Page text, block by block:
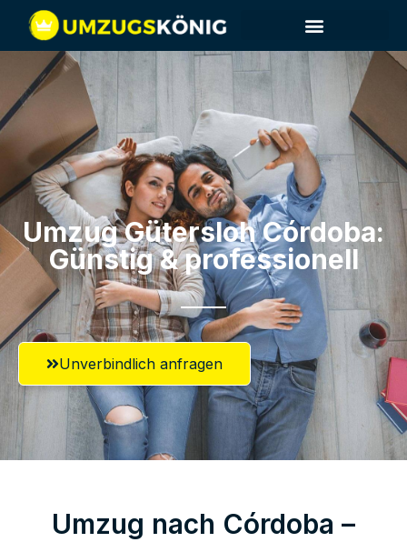
Umzug Gütersloh​ Córdoba:
Günstig & professionell​
Unverbindlich anfragen
Umzug nach Córdoba –